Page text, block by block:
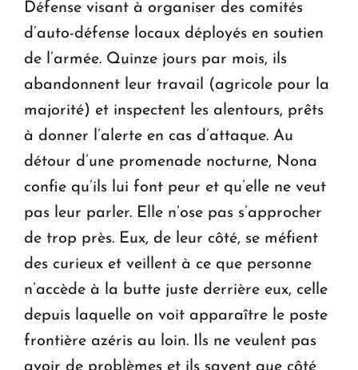
Défense visant à organiser des comités
d’auto-défense locaux déployés en soutien
de l’armée. Quinze jours par mois, ils
abandonnent leur travail (agricole pour la
majorité) et inspectent les alentours, prêts
à donner l’alerte en cas d’attaque. Au
détour d’une promenade nocturne, Nona
confie qu’ils lui font peur et qu’elle ne veut
pas leur parler. Elle n’ose pas s’approcher
de trop près. Eux, de leur côté, se méfient
des curieux et veillent à ce que personne
n’accède à la butte juste derrière eux, celle
depuis laquelle on voit apparaître le poste
frontière azéris au loin. Ils ne veulent pas